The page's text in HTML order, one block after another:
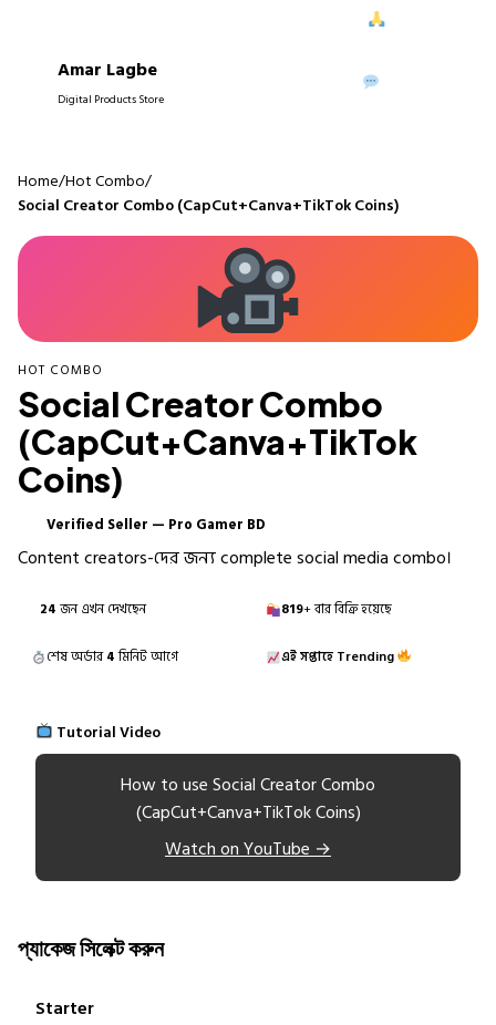
আপনাদের
Amar Lagbe
Digital Products Store
Home/Hot Combo/
Social Creator Combo (CapCut+Canva+TikTok Coins)
HOT COMBO
Social Creator Combo
(CapCut+Canva+TikTok
Coins)
Verified Seller — Pro Gamer BD
Content creators-দের জন্য complete social media combo।
24 জন এখন দেখছেন 819+ বার বিক্রি হয়েছে
শেষ অর্ডার4মিনিট আগে এই সপ্তাহে Trending
Tutorial Video
How to use Social Creator Combo
(CapCut+Canva+TikTok Coins)
Watch on YouTube →
প্যাকেজ সিলেক্ট করুন
Starter